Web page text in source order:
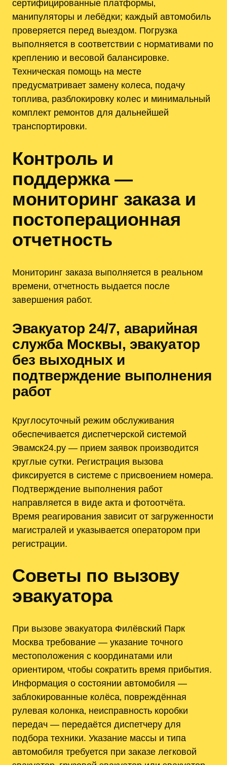
сертифицированные платформы‚
манипуляторы и лебёдки; каждый автомобиль
проверяется перед выездом. Погрузка
выполняется в соответствии с нормативами по
креплению и весовой балансировке.
Техническая помощь на месте
предусматривает замену колеса‚ подачу
топлива‚ разблокировку колес и минимальный
комплект ремонтов для дальнейшей
транспортировки.
Контроль и
поддержка —
мониторинг заказа и
постоперационная
отчетность
Мониторинг заказа выполняется в реальном
времени‚ отчетность выдается после
завершения работ.
Эвакуатор 24/7‚ аварийная
служба Москвы‚ эвакуатор
без выходных и
подтверждение выполнения
работ
Круглосуточный режим обслуживания
обеспечивается диспетчерской системой
Эвамск24.ру — прием заявок производится
круглые сутки. Регистрация вызова
фиксируется в системе с присвоением номера.
Подтверждение выполнения работ
направляется в виде акта и фотоотчёта.
Время реагирования зависит от загруженности
магистралей и указывается оператором при
регистрации.
Советы по вызову
эвакуатора
При вызове эвакуатора Филёвский Парк
Москва требование — указание точного
местоположения с координатами или
ориентиром‚ чтобы сократить время прибытия.
Информация о состоянии автомобиля —
заблокированные колёса‚ повреждённая
рулевая колонка‚ неисправность коробки
передач — передаётся диспетчеру для
подбора техники. Указание массы и типа
автомобиля требуется при заказе легковой